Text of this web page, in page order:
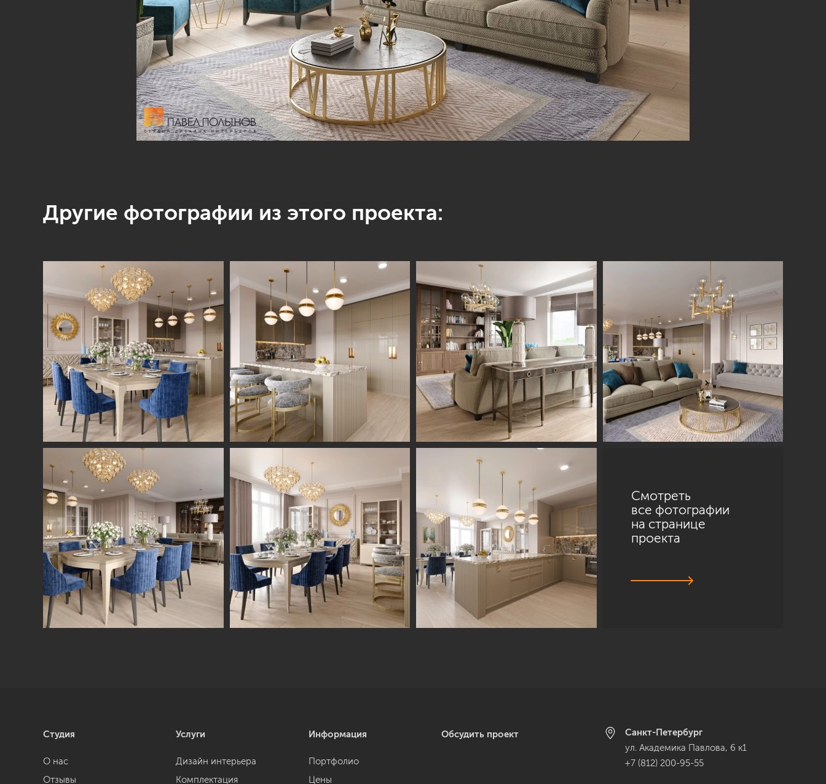
Другие фотографии из этого проекта:
Смотреть
все фотографии
на странице
проекта
Студия
О нас
Отзывы
Услуги
Дизайн интерьера
Комплектация
Информация
Портфолио
Цены
Обсудить проект
Санкт-Петербург
ул. Академика Павлова, 6 к1
+7 (812) 200-95-55